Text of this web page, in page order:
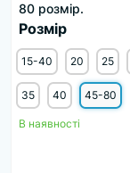
80 розмір.
Розмір
15-40 20 25
35 40 45-80
В наявності